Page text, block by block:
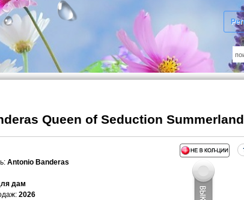
Queen of Seduction Summerland
: Antonio Banderas
дам
2026